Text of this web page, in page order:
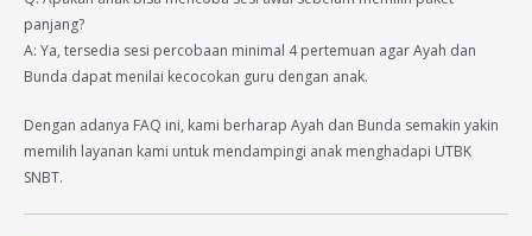
panjang?
A: Ya, tersedia sesi percobaan minimal 4 pertemuan agar Ayah dan
Bunda dapat menilai kecocokan guru dengan anak.
Dengan adanya FAQ ini, kami berharap Ayah dan Bunda semakin yakin
memilih layanan kami untuk mendampingi anak menghadapi UTBK
SNBT.